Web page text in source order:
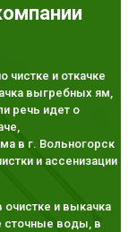
чистке и откачке
выгребных ям,
речь идет о
в г. Вольногорск
и ассенизации
и выкачка
сточные воды, в